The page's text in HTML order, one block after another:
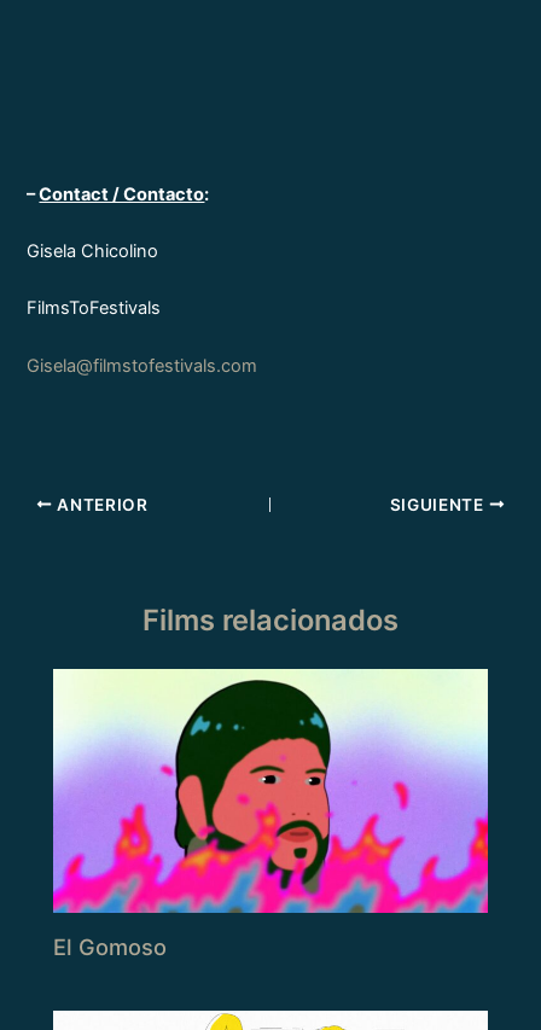
–Contact / Contacto:
Gisela Chicolino
FilmsToFestivals
Gisela@filmstofestivals.com
ANTERIOR SIGUIENTE
Films relacionados
El Gomoso